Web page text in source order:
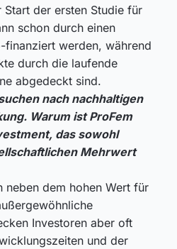
der ersten Studie für
schon durch einen
finanziert werden, während
durch die laufende
abgedeckt sind.
nach nachhaltigen
Warum ist ProFem
das sowohl
Mehrwert
neben dem hohen Wert für
Investoren aber oft
und der